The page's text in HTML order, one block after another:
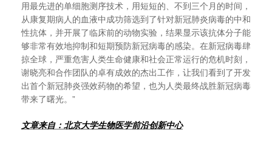
用最先进的单细胞测序技术，用短短的、不到三个月的时间，
从康复期病人的血液中成功筛选到了针对新冠肺炎病毒的中和
性抗体，并开展了临床前的动物实验，结果显示该抗体分子能
够非常有效地抑制和短期预防新冠病毒的感染。在新冠病毒肆
掠全球，严重危害人类生命健康和社会正常运行的危机时刻，
谢晓亮和合作团队的卓有成效的杰出工作，让我们看到了开发
出首个新冠肺炎强效药物的希望，也为人类最终战胜新冠病毒
带来了曙光。”
文章来自：北京大学生物医学前沿创新中心